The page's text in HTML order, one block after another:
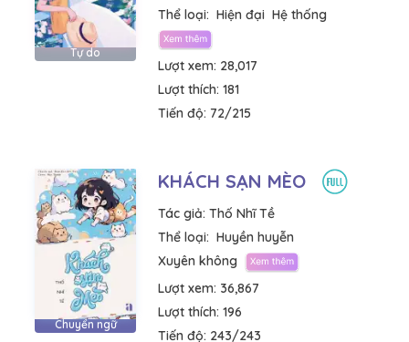
Tự do
Thể loại: Hiện đại Hệ thống
Lượt xem: 28,017
Lượt thích: 181
Tiến độ: 72/215
Chuyển ngữ
KHÁCH SẠN MÈO
Tác giả: Thố Nhĩ Tề
Thể loại: Huyền huyễn
Xuyên không
Lượt xem: 36,867
Lượt thích: 196
Tiến độ: 243/243